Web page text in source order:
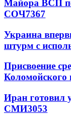
Майора ВСП
СОЧ7367
Украина
штурм с
Присвоение
Коломойского
Иран готовил
СМИ3053